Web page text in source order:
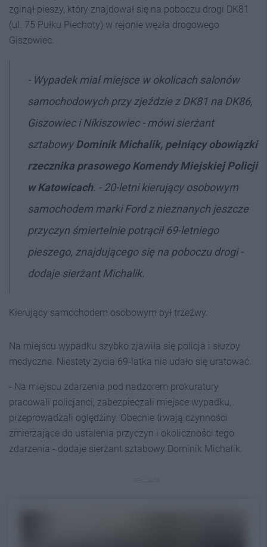
zginął pieszy, który znajdował się na poboczu drogi DK81
(ul. 75 Pułku Piechoty) w rejonie węzła drogowego
Giszowiec.
- Wypadek miał miejsce w okolicach salonów
samochodowych przy zjeździe z DK81 na DK86,
Giszowiec i Nikiszowiec - mówi sierżant
sztabowyDominik Michalik, pełniący obowiązki
rzecznika prasowego Komendy Miejskiej Policji
w Katowicach. - 20-letni kierujący osobowym
samochodem marki Ford z nieznanych jeszcze
przyczyn śmiertelnie potrącił 69-letniego
pieszego, znajdującego się na poboczu drogi -
dodaje sierżant Michalik.
Kierujący samochodem osobowym był trzeźwy.
Na miejscu wypadku szybko zjawiła się policja i służby
medyczne. Niestety życia 69-latka nie udało się uratować.
- Na miejscu zdarzenia pod nadzorem prokuratury
pracowali policjanci, zabezpieczali miejsce wypadku,
przeprowadzali oględziny. Obecnie trwają czynności
zmierzające do ustalenia przyczyn i okoliczności tego
zdarzenia - dodaje sierżant sztabowy Dominik Michalik.